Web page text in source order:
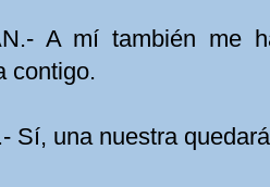
A mí también me
contigo.
Sí, una nuestra